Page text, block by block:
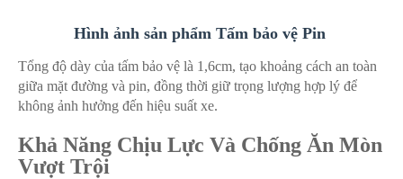
Hình ảnh sản phẩm Tấm bảo vệ Pin
Tổng độ dày của tấm bảo vệ là 1,6cm, tạo khoảng cách an toàn
giữa mặt đường và pin, đồng thời giữ trọng lượng hợp lý để
không ảnh hưởng đến hiệu suất xe. ​
Khả Năng Chịu Lực Và Chống Ăn Mòn
Vượt Trội